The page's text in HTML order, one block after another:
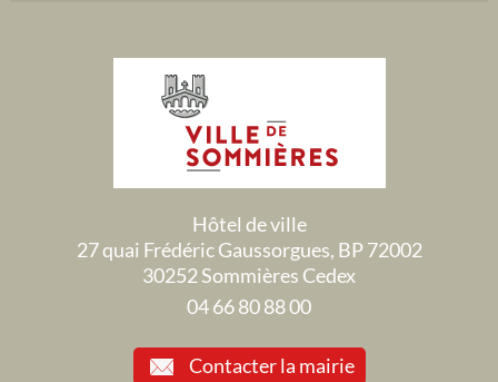
Hôtel de ville
27 quai Frédéric Gaussorgues, BP 72002
30252 Sommières Cedex
04 66 80 88 00
Contacter la mairie